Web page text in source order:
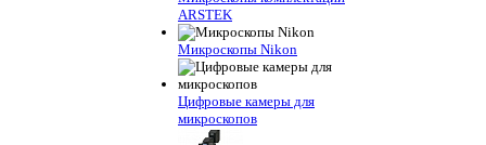
ARSTEK
Микроскопы Nikon
Цифровые камеры для
микроскопов